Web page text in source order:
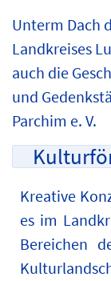
Unterm Dach
Landkreises
auch die
und
Parchim e. V.
Kreative
es im
Bereichen